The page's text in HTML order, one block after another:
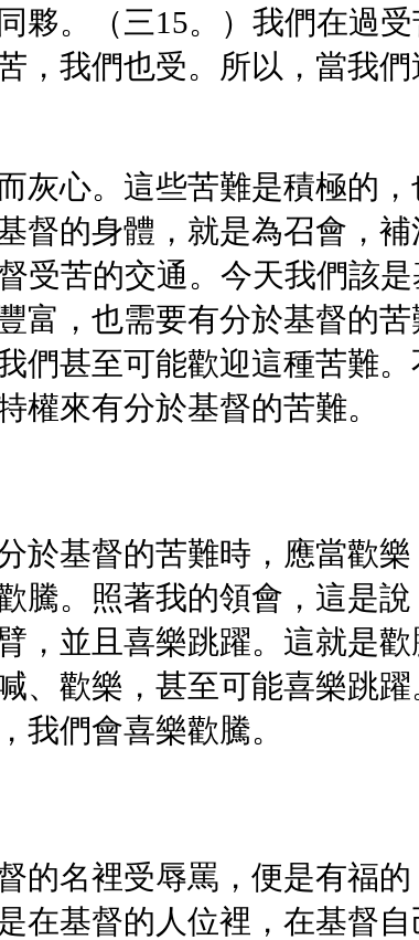
夥。（三15。）我們在過
，我們也受。所以，當我
灰心。這些苦難是積極的
督的身體，就是為召會，
受苦的交通。今天我們該
富，也需要有分於基督的
們甚至可能歡迎這種苦難
權來有分於基督的苦難。
於基督的苦難時，應當歡
騰。照著我的領會，這是
，並且喜樂跳躍。這就是
、歡樂，甚至可能喜樂跳
我們會喜樂歡騰。
的名裡受辱罵，便是有福
在基督的人位裡，在基督